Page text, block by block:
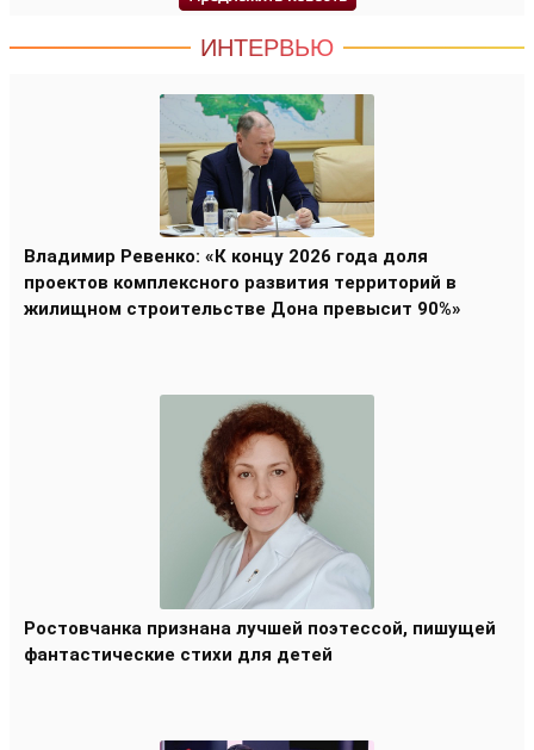
ИНТЕРВЬЮ
Владимир Ревенко: «К концу 2026 года доля
проектов комплексного развития территорий в
жилищном строительстве Дона превысит 90%»
Ростовчанка признана лучшей поэтессой, пишущей
фантастические стихи для детей